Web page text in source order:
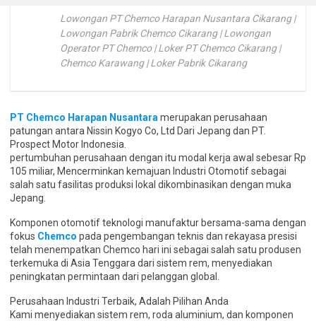
Lowongan PT Chemco Harapan Nusantara Cikarang |
Lowongan Pabrik Chemco Cikarang | Lowongan
Operator PT Chemco | Loker PT Chemco Cikarang |
Chemco Karawang | Loker Pabrik Cikarang
PT Chemco Harapan Nusantara merupakan perusahaan
patungan antara Nissin Kogyo Co, Ltd Dari Jepang dan PT.
Prospect Motor Indonesia.
pertumbuhan perusahaan dengan itu modal kerja awal sebesar Rp
105 miliar, Mencerminkan kemajuan Industri Otomotif sebagai
salah satu fasilitas produksi lokal dikombinasikan dengan muka
Jepang.
Komponen otomotif teknologi manufaktur bersama-sama dengan
fokus Chemco pada pengembangan teknis dan rekayasa presisi
telah menempatkan Chemco hari ini sebagai salah satu produsen
terkemuka di Asia Tenggara dari sistem rem, menyediakan
peningkatan permintaan dari pelanggan global.
Perusahaan Industri Terbaik, Adalah Pilihan Anda
Kami menyediakan sistem rem, roda aluminium, dan komponen